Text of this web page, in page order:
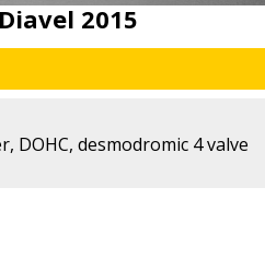
2015
DOHC, desmodromic 4 valve